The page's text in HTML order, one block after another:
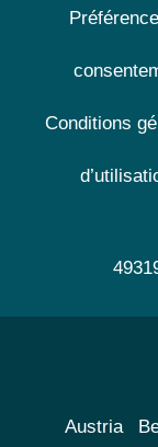
Conditions
Austria